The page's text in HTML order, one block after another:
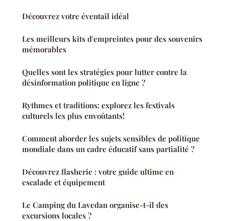
Découvrez votre éventail idéal
Les meilleurs kits d'empreintes pour des souvenirs
mémorables
Quelles sont les stratégies pour lutter contre la
désinformation politique en ligne ?
Rythmes et traditions: explorez les festivals
culturels les plus envoûtants!
Comment aborder les sujets sensibles de politique
mondiale dans un cadre éducatif sans partialité ?
Découvrez flasherie : votre guide ultime en
escalade et équipement
Le Camping du Lavedan organise-t-il des
excursions locales ?